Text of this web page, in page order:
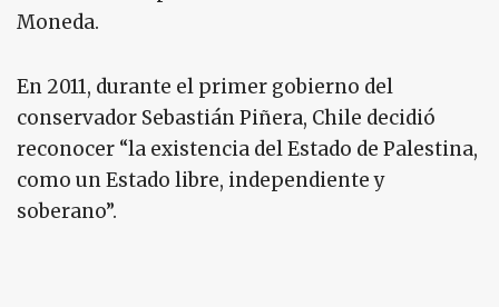
Moneda.
En 2011, durante el primer gobierno del
conservador Sebastián Piñera, Chile decidió
reconocer “la existencia del Estado de Palestina,
como un Estado libre, independiente y
soberano”.